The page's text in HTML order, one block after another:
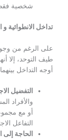
شخصية
تداخل
على الرغم من
طيف التوحد، إلا
أوجه التداخل
التفضيل
والأفراد
أو مع
التفاعل
الحاجة إلى